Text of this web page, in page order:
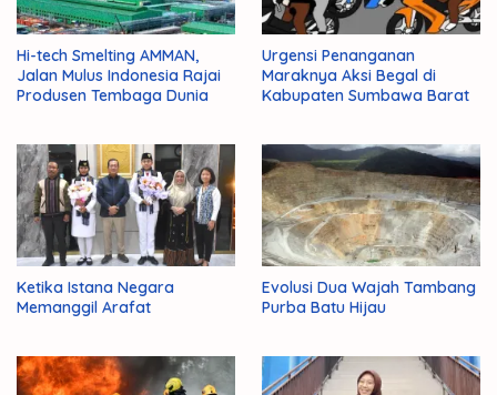
Hi-tech Smelting AMMAN,
Jalan Mulus Indonesia Rajai
Produsen Tembaga Dunia
Urgensi Penanganan
Maraknya Aksi Begal di
Kabupaten Sumbawa Barat
Ketika Istana Negara
Memanggil Arafat
Evolusi Dua Wajah Tambang
Purba Batu Hijau